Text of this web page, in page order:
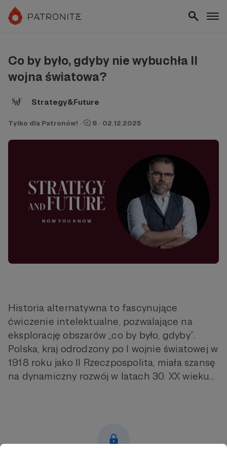
Co by było, gdyby nie wybuchła II
wojna światowa?
Strategy&Future
Tylko dla Patronów! · 8 · 02.12.2025
Historia alternatywna to fascynujące
ćwiczenie intelektualne, pozwalające na
eksplorację obszarów „co by było, gdyby”.
Polska, kraj odrodzony po I wojnie światowej w
1918 roku jako II Rzeczpospolita, miała szansę
na dynamiczny rozwój w latach 30. XX wieku...